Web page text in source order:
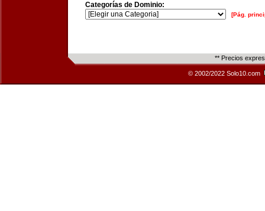
Categorías de Dominio:
[Pág.
** Precios
© 2002/2022 Solo10.com